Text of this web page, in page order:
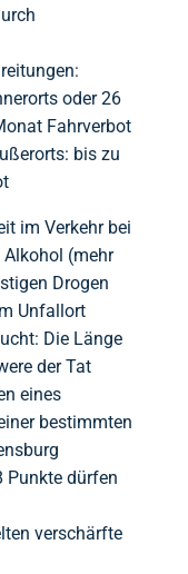
oder 26
Fahrverbot
bis zu
im Verkehr bei
Alkohol (mehr
Drogen
Unfallort
Die Länge
der Tat
eines
bestimmten
Punkte dürfen
verschärfte